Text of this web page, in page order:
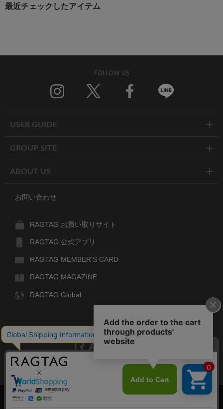
最近チェックしたアイテム
FOLLOW US
USER GUIDE
GROUP SITE
ABOUT US
お問い合わせ
RAGTAG お買い取りサイト
RAGTAG 公式アプリ
RAGTAG MEMBER'S CARD
RAGTAG MAGAZINE
RAGTAG Global
デザイナーズブランドのユーズド・セレクトショップ